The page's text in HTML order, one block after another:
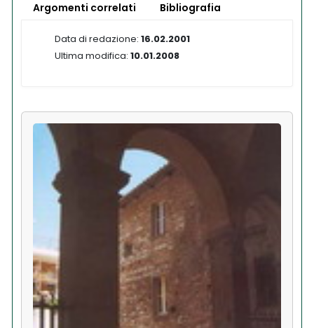
Argomenti correlati
Bibliografia
Data di redazione: 16.02.2001
Ultima modifica: 10.01.2008